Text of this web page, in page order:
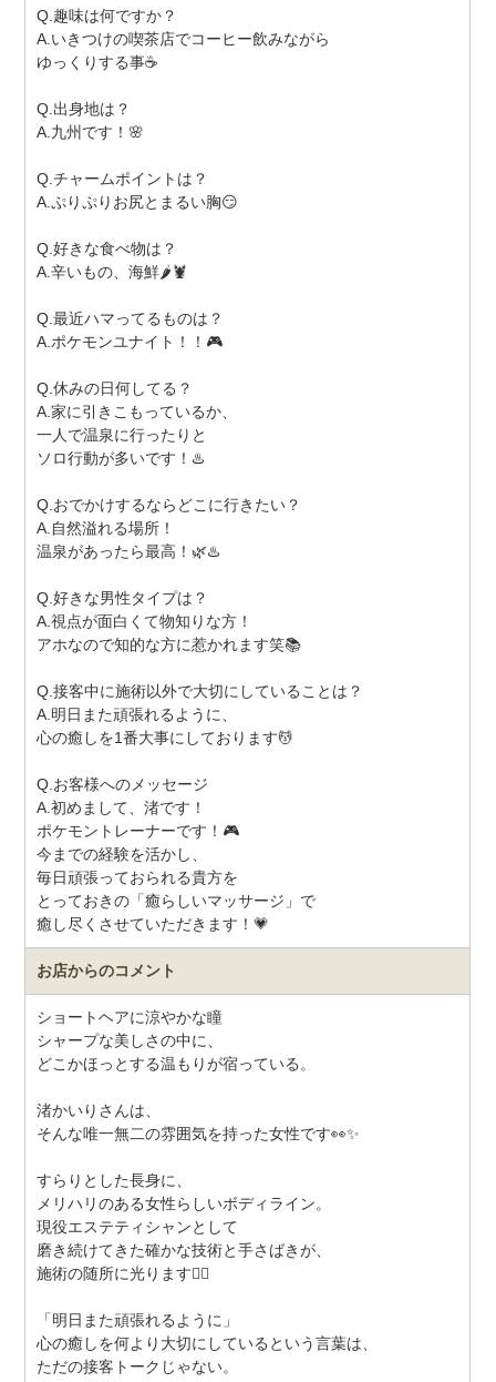
Q.趣味は何ですか？
A.いきつけの喫茶店でコーヒー飲みながら
ゆっくりする事☕
Q.出身地は？
A.九州です！🌸
Q.チャームポイントは？
A.ぷりぷりお尻とまるい胸😏
Q.好きな食べ物は？
A.辛いもの、海鮮🌶️🦞
Q.最近ハマってるものは？
A.ポケモンユナイト！！🎮
Q.休みの日何してる？
A.家に引きこもっているか、
一人で温泉に行ったりと
ソロ行動が多いです！♨️
Q.おでかけするならどこに行きたい？
A.自然溢れる場所！
温泉があったら最高！🌿♨️
Q.好きな男性タイプは？
A.視点が面白くて物知りな方！
アホなので知的な方に惹かれます笑📚
Q.接客中に施術以外で大切にしていることは？
A.明日また頑張れるように、
心の癒しを1番大事にしております💆
Q.お客様へのメッセージ
A.初めまして、渚です！
ポケモントレーナーです！🎮
今までの経験を活かし、
毎日頑張っておられる貴方を
とっておきの「癒らしいマッサージ」で
癒し尽くさせていただきます！💗
お店からのコメント
ショートヘアに涼やかな瞳
シャープな美しさの中に、
どこかほっとする温もりが宿っている。
渚かいりさんは、
そんな唯一無二の雰囲気を持った女性です👀✨
すらりとした長身に、
メリハリのある女性らしいボディライン。
現役エステティシャンとして
磨き続けてきた確かな技術と手さばきが、
施術の随所に光ります💆‍♀️
「明日また頑張れるように」
心の癒しを何より大切にしているという言葉は、
ただの接客トークじゃない。